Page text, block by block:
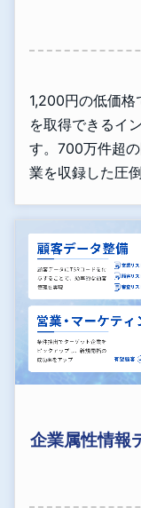
1,200円の低価
を取得できるイ
す。700万件超
業を収録した圧
企業属性情報